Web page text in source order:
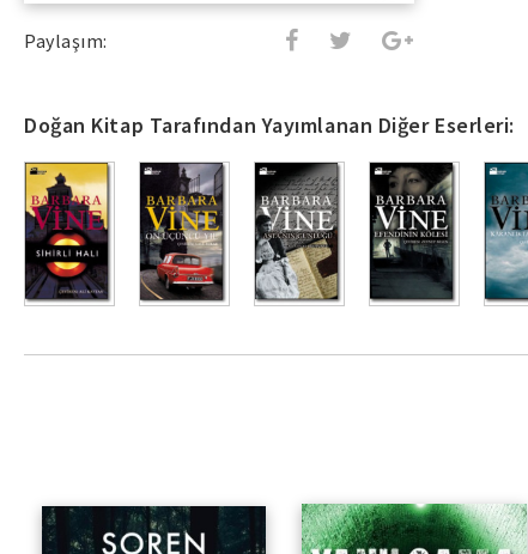
Paylaşım:
Doğan Kitap Tarafından Yayımlanan Diğer Eserleri: